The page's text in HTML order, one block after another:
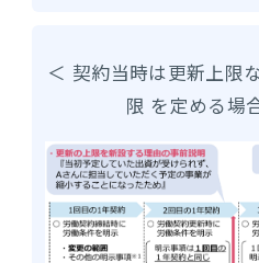
＜ 契約当時は更新上限
限 を定める場